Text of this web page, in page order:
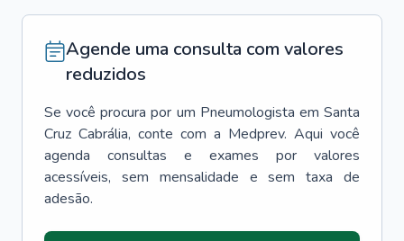
Agende uma consulta com valores
reduzidos
Se você procura por um Pneumologista em Santa
Cruz Cabrália, conte com a Medprev. Aqui você
agenda consultas e exames por valores
acessíveis, sem mensalidade e sem taxa de
adesão.